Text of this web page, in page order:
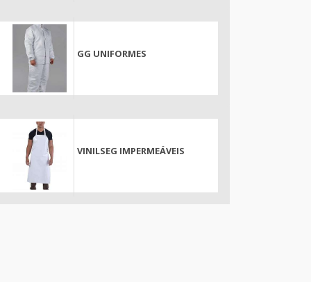
GG UNIFORMES
VINILSEG IMPERMEÁVEIS